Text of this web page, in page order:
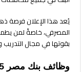
يُعد هذا الإعلان فرصة
المصرفي، خاصةً لمن
بقوتها في مجال التدريب
وظائف بنك مصر 2025